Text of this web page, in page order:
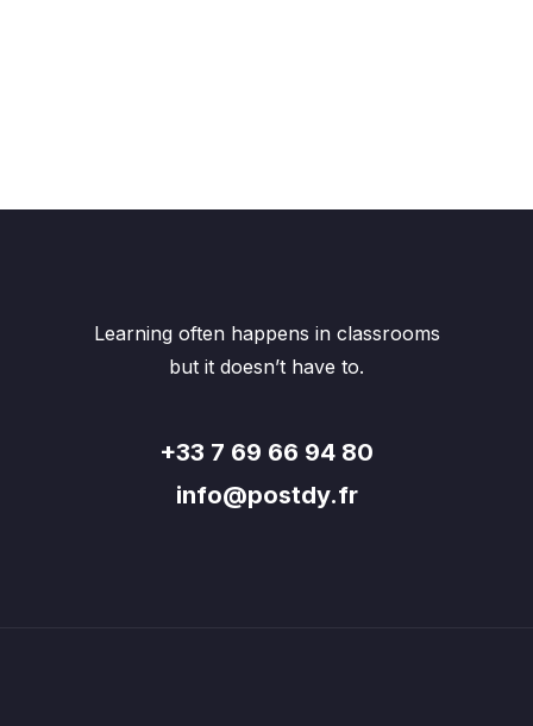
Learning often happens in classrooms
but it doesn’t have to.
+33 7 69 66 94 80
info@postdy.fr